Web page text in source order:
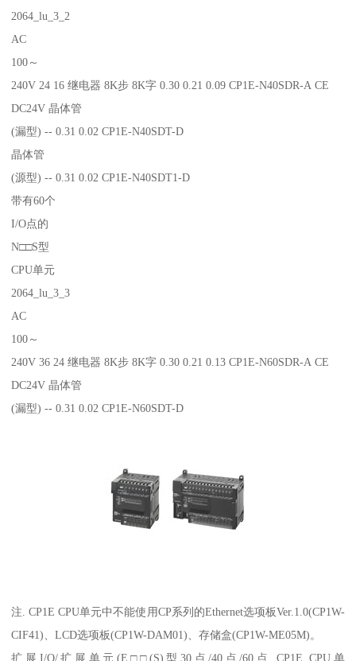
2064_lu_3_2
AC
100～
240V 24 16 继电器 8K步 8K字 0.30 0.21 0.09 CP1E-N40SDR-A CE
DC24V 晶体管
(漏型) -- 0.31 0.02 CP1E-N40SDT-D
晶体管
(源型) -- 0.31 0.02 CP1E-N40SDT1-D
带有60个
I/O点的
N□□S型
CPU单元
2064_lu_3_3
AC
100～
240V 36 24 继电器 8K步 8K字 0.30 0.21 0.13 CP1E-N60SDR-A CE
DC24V 晶体管
(漏型) -- 0.31 0.02 CP1E-N60SDT-D
注. CP1E CPU单元中不能使用CP系列的Ethernet选项板Ver.1.0(CP1W-
CIF41)、LCD选项板(CP1W-DAM01)、存储盒(CP1W-ME05M)。
扩展I/O/扩展单元(E□□(S)型30点/40点/60点 CP1E CPU单